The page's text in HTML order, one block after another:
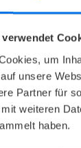
verwendet
um
unsere
Partner für
weiteren
haben.